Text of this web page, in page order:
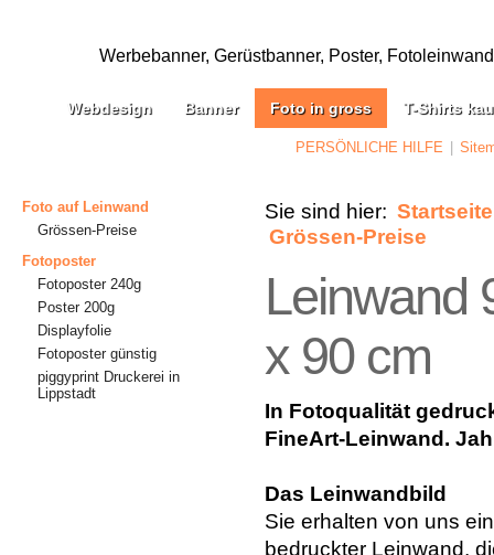
Werbebanner, Gerüstbanner, Poster,
Webdesign Banner Foto in gross T-Shirts
PERSÖNLICHE HILFE
Foto auf Leinwand
Grössen-Preise
Fotoposter
Fotoposter 240g
Poster 200g
Displayfolie
Fotoposter günstig
piggyprint Druckerei in
Lippstadt
Sie sind hier: Startseite
Grössen-Preise
Leinwand
x 90 cm
In Fotoqualität
FineArt-Leinwand.
Das Leinwandbild
Sie erhalten von uns
bedruckter Leinwand,